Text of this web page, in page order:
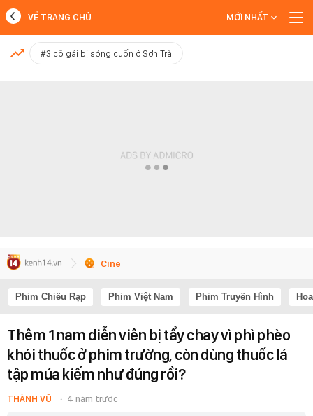
MỚI NHẤT
VỀ TRANG CHỦ MỚI NHẤT
#3 cô gái bị sóng cuốn ở Sơn Trà
Cine
Phim Chiếu Rạp Phim Việt Nam Phim Truyền Hình
Thêm 1 nam diễn viên bị tẩy chay vì phì phèo
khói thuốc ở phim trường, còn dùng thuốc lá
tập múa kiếm như đúng rồi?
THÀNH VŨ 4 năm trước